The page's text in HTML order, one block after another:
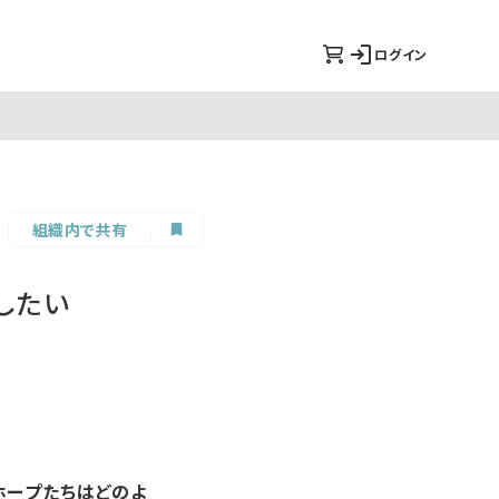
ログイン
組織内で共有
たい
プたちはどのよ